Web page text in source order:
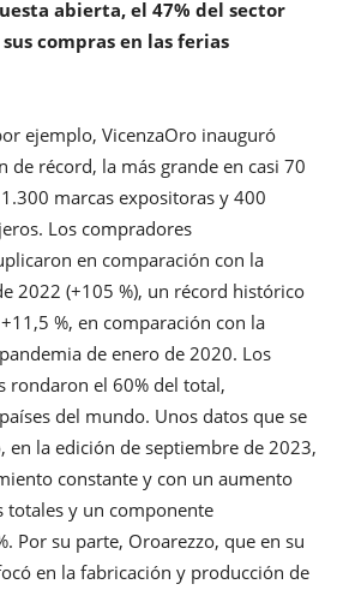
abierta, el 47% del sector
compras en las ferias
ejemplo, VicenzaOro inauguró
de récord, la más grande en casi 70
marcas expositoras y 400
Los compradores
en comparación con la
2022 (+105 %), un récord histórico
%, en comparación con la
de enero de 2020. Los
rondaron el 60% del total,
del mundo. Unos datos que se
en la edición de septiembre de 2023,
constante y con un aumento
totales y un componente
Por su parte, Oroarezzo, que en su
en la fabricación y producción de